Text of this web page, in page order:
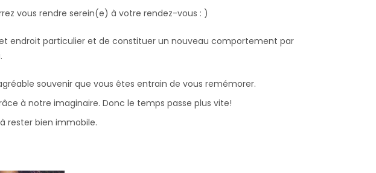
vous rendre serein(e) à votre rendez-vous : )
endroit particulier et de constituer un nouveau comportement par
souvenir que vous êtes entrain de vous remémorer.
à notre imaginaire. Donc le temps passe plus vite!
rester bien immobile.